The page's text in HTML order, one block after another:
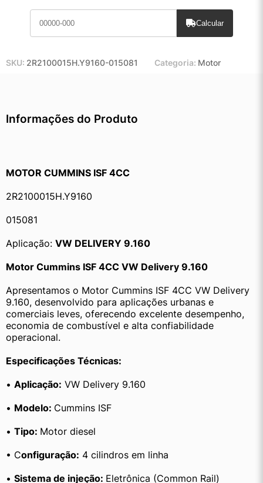
Calcular
SKU: 2R2100015H.Y9160-015081 Categoria: Motor
Informações do Produto
MOTOR CUMMINS ISF 4CC
2R2100015H.Y9160
015081
Aplicação: VW DELIVERY 9.160
Motor Cummins ISF 4CC VW Delivery 9.160
Apresentamos o Motor Cummins ISF 4CC VW Delivery
9.160, desenvolvido para aplicações urbanas e
comerciais leves, oferecendo excelente desempenho,
economia de combustível e alta confiabilidade
operacional.
Especificações Técnicas:
• Aplicação: VW Delivery 9.160
• Modelo: Cummins ISF
• Tipo: Motor diesel
• Configuração: 4 cilindros em linha
• Sistema de injeção: Eletrônica (Common Rail)